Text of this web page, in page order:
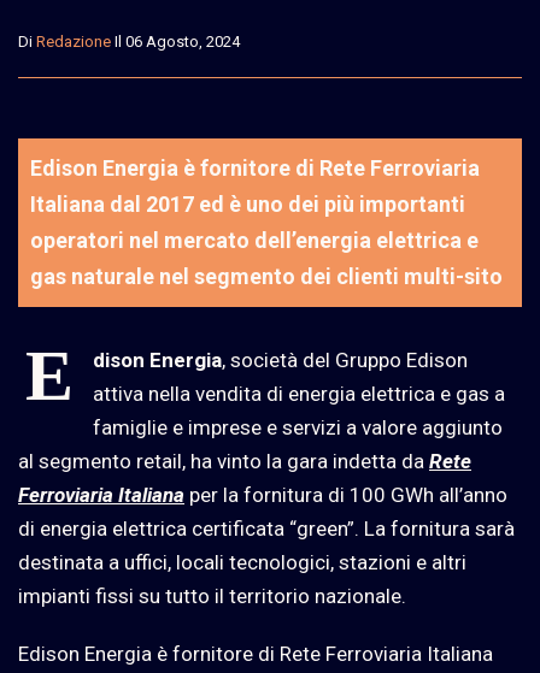
Di Redazione Il 06 Agosto, 2024
Edison Energia è fornitore di Rete Ferroviaria
Italiana dal 2017 ed è uno dei più importanti
operatori nel mercato dell’energia elettrica e
gas naturale nel segmento dei clienti multi-sito
E dison Energia, società del Gruppo Edison
attiva nella vendita di energia elettrica e gas a
famiglie e imprese e servizi a valore aggiunto
al segmento retail, ha vinto la gara indetta da Rete
Ferroviaria Italiana per la fornitura di 100 GWh all’anno
di energia elettrica certificata “green”. La fornitura sarà
destinata a uffici, locali tecnologici, stazioni e altri
impianti fissi su tutto il territorio nazionale.
Edison Energia è fornitore di Rete Ferroviaria Italiana